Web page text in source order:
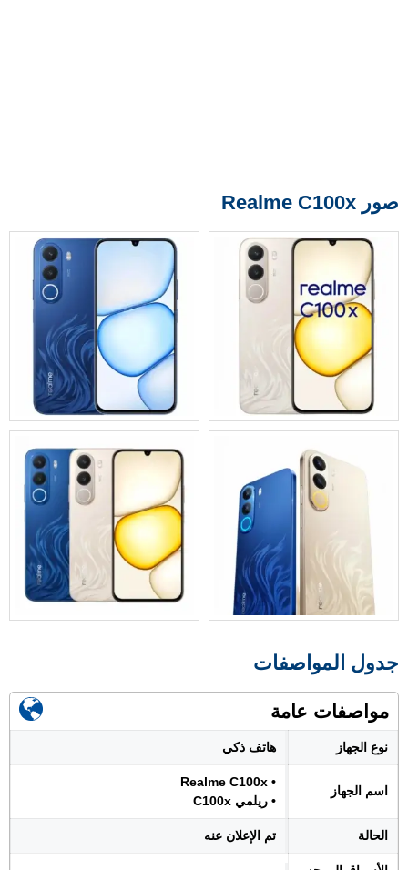
صور Realme C100x
جدول المواصفات
مواصفات عامة
نوع الجهاز هاتف ذكي
اسم الجهاز
• Realme C100x
• ريلمي C100x
الحالة تم الإعلان عنه